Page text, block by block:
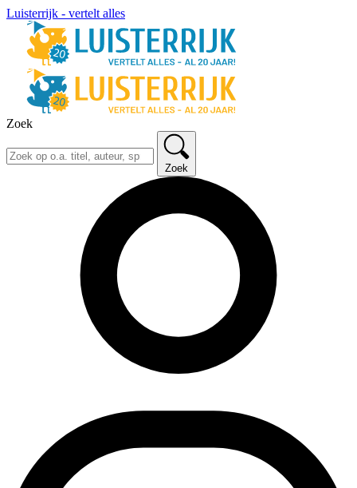
Luisterrijk - vertelt alles
Zoek
Zoek